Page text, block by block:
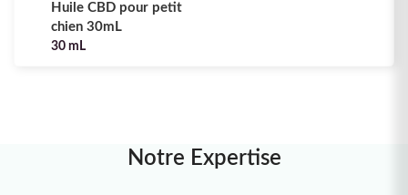
Huile CBD pour petit
chien 30mL
30 mL
Notre Expertise